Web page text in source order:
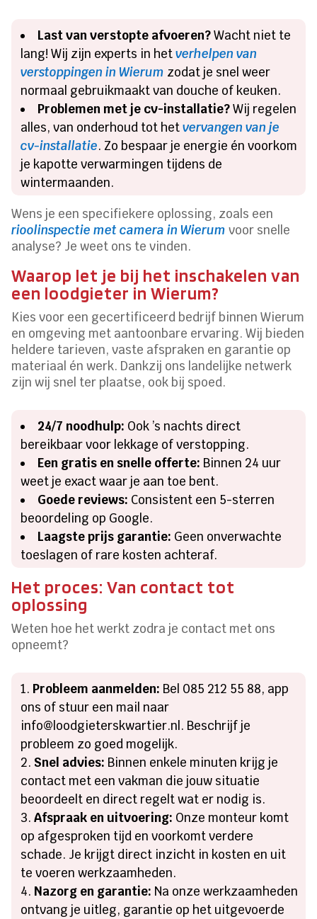
Last van verstopte afvoeren?Wacht niet te
lang! Wij zijn experts in hetverhelpen van
verstoppingen in Wierum zodat je snel weer
normaal gebruikmaakt van douche of keuken.
Problemen met je cv-installatie?Wij regelen
alles, van onderhoud tot hetvervangen van je
cv-installatie. Zo bespaar je energie én voorkom
je kapotte verwarmingen tijdens de
wintermaanden.
Wens je een specifiekere oplossing, zoals een
rioolinspectie met camera in Wierum voor snelle
analyse? Je weet ons te vinden.
Waarop let je bij het inschakelen van
een loodgieter in Wierum?
Kies voor een gecertificeerd bedrijf binnen Wierum
en omgeving met aantoonbare ervaring. Wij bieden
heldere tarieven, vaste afspraken en garantie op
materiaal én werk. Dankzij ons landelijke netwerk
zijn wij snel ter plaatse, ook bij spoed.
24/7 noodhulp: Ook ’s nachts direct
bereikbaar voor lekkage of verstopping.
Een gratis en snelle offerte: Binnen 24 uur
weet je exact waar je aan toe bent.
Goede reviews: Consistent een 5-sterren
beoordeling op Google.
Laagste prijs garantie: Geen onverwachte
toeslagen of rare kosten achteraf.
Het proces: Van contact tot
oplossing
Weten hoe het werkt zodra je contact met ons
opneemt?
Probleem aanmelden: Bel 085 212 55 88, app
ons of stuur een mail naar
info@loodgieterskwartier.nl. Beschrijf je
probleem zo goed mogelijk.
Snel advies: Binnen enkele minuten krijg je
contact met een vakman die jouw situatie
beoordeelt en direct regelt wat er nodig is.
Afspraak en uitvoering: Onze monteur komt
op afgesproken tijd en voorkomt verdere
schade. Je krijgt direct inzicht in kosten en uit
te voeren werkzaamheden.
Nazorg en garantie: Na onze werkzaamheden
ontvang je uitleg, garantie op het uitgevoerde